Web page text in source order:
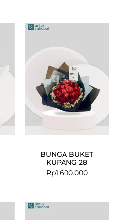
BUNGA BUKET
KUPANG 28
Rp1.600.000